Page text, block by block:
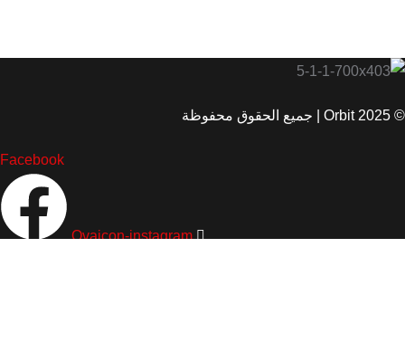
© 2025 Orbit | جميع الحقوق محفوظة
Ovaicon-instagram
Facebook